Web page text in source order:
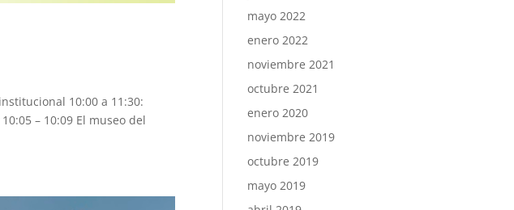
10:00 a 11:30:
– 10:09 El museo del
mayo 2022
enero 2022
noviembre 2021
octubre 2021
enero 2020
noviembre 2019
octubre 2019
mayo 2019